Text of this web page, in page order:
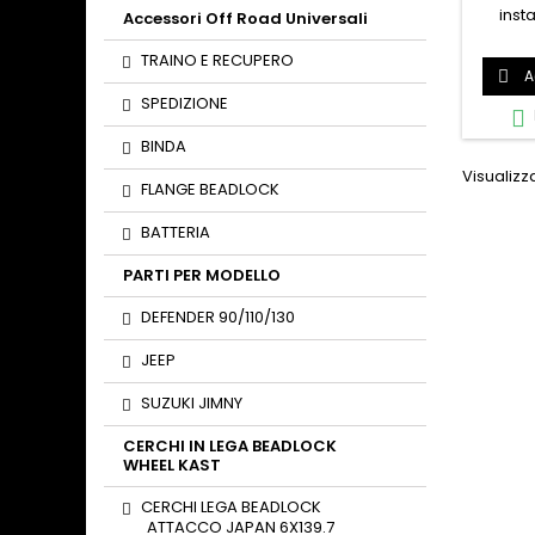
Accessori Off Road Universali
TRAINO E RECUPERO
SPEDIZIONE
BINDA
FLANGE BEADLOCK
BATTERIA
PARTI PER MODELLO
DEFENDER 90/110/130
JEEP
SUZUKI JIMNY
CERCHI IN LEGA BEADLOCK
WHEEL KAST
CERCHI LEGA BEADLOCK
ATTACCO JAPAN 6X139.7
il tuo

